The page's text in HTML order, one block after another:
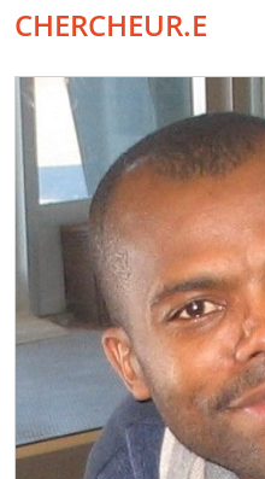
CHERCHEUR.E